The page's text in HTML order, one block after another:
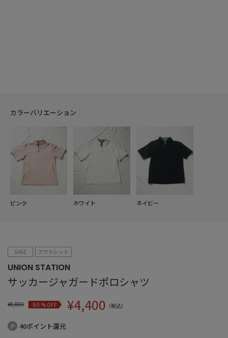
カラーバリエーション
ピンク ホワイト ネイビー
SALE アウトレット
UNION STATION
サッカージャガードポロシャツ
¥8,800 50% OFF ¥4,400 （税込）
40ポイント還元